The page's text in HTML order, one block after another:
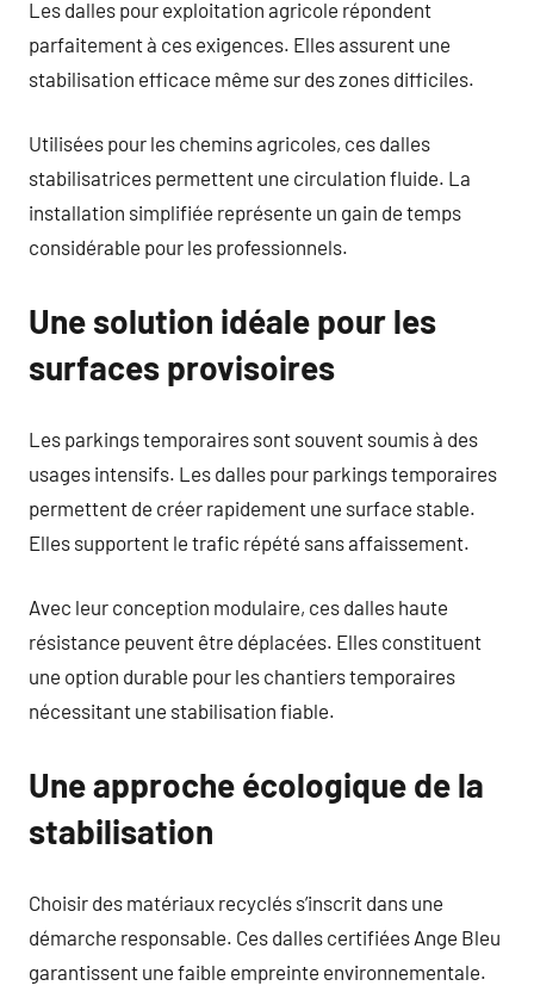
Les dalles pour exploitation agricole répondent
parfaitement à ces exigences. Elles assurent une
stabilisation efficace même sur des zones difficiles.
Utilisées pour les chemins agricoles, ces dalles
stabilisatrices permettent une circulation fluide. La
installation simplifiée représente un gain de temps
considérable pour les professionnels.
Une solution idéale pour les
surfaces provisoires
Les parkings temporaires sont souvent soumis à des
usages intensifs. Les dalles pour parkings temporaires
permettent de créer rapidement une surface stable.
Elles supportent le trafic répété sans affaissement.
Avec leur conception modulaire, ces dalles haute
résistance peuvent être déplacées. Elles constituent
une option durable pour les chantiers temporaires
nécessitant une stabilisation fiable.
Une approche écologique de la
stabilisation
Choisir des matériaux recyclés s’inscrit dans une
démarche responsable. Ces dalles certifiées Ange Bleu
garantissent une faible empreinte environnementale.